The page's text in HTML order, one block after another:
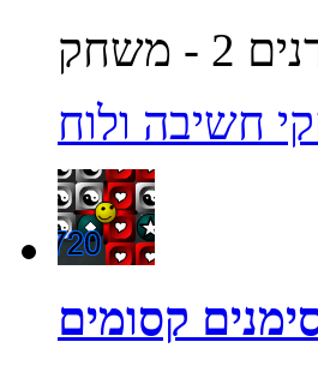
חשיבה ולוח
קסומים